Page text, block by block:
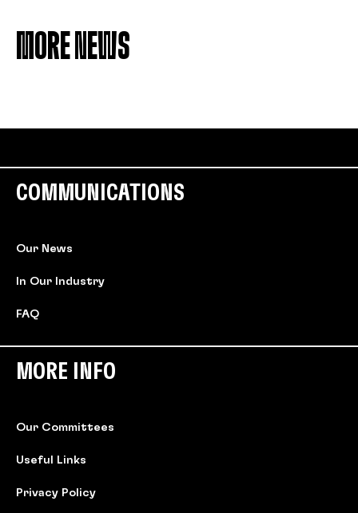
MORE NEWS
COMMUNICATIONS
Our News
In Our Industry
FAQ
MORE INFO
Our Committees
Useful Links
Privacy Policy